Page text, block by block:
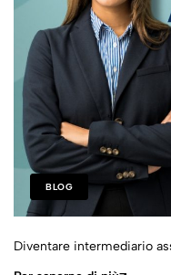
BLOG
Diventare intermediario